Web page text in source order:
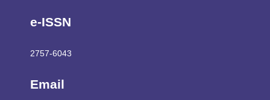
e-ISSN
2757-6043
Email